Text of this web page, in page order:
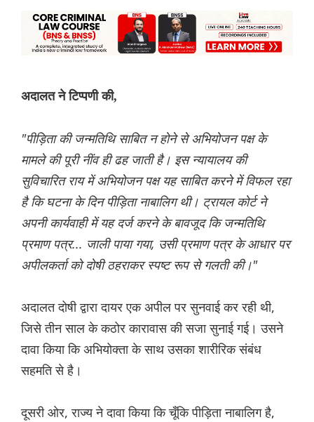
अदालत ने टिप्पणी की,
"पीड़िता की जन्मतिथि साबित न होने से अभियोजन पक्ष के
मामले की पूरी नींव ही ढह जाती है। इस न्यायालय की
सुविचारित राय में अभियोजन पक्ष यह साबित करने में विफल रहा
है कि घटना के दिन पीड़िता नाबालिग थी। ट्रायल कोर्ट ने
अपनी कार्यवाही में यह दर्ज करने के बावजूद कि जन्मतिथि
प्रमाण पत्र... जाली पाया गया, उसी प्रमाण पत्र के आधार पर
अपीलकर्ता को दोषी ठहराकर स्पष्ट रूप से गलती की।"
अदालत दोषी द्वारा दायर एक अपील पर सुनवाई कर रही थी,
जिसे तीन साल के कठोर कारावास की सजा सुनाई गई। उसने
दावा किया कि अभियोक्ता के साथ उसका शारीरिक संबंध
सहमति से है।
दूसरी ओर, राज्य ने दावा किया कि चूँकि पीड़िता नाबालिग है,